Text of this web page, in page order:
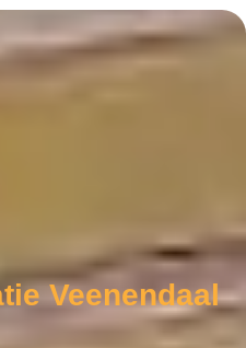
Veenendaal